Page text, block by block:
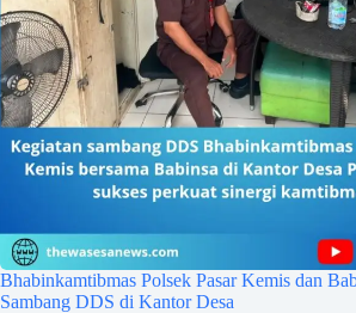
Bhabinkamtibmas Polsek Pasar Kemis dan
Sambang DDS di Kantor Desa